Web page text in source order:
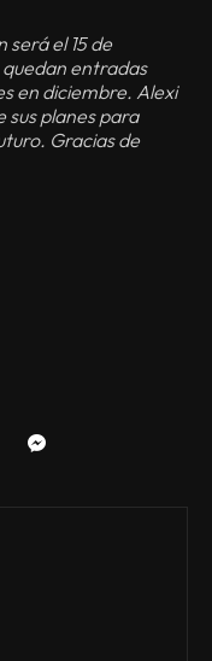
el 15 de
quedan entradas
en diciembre. Alexi
sus planes para
Gracias de